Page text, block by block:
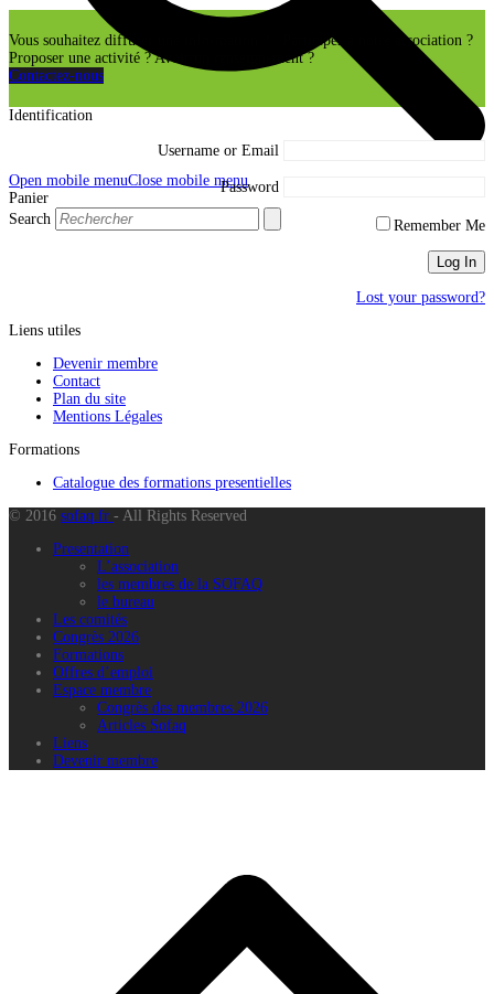
Open mobile menuClose mobile menu
Panier
Search
Vous souhaitez diffuser une information ? Participer à notre association ?
Proposer une activité ? Avoir un renseignement ?
Contactez-nous
Identification
Username or Email
Password
Remember Me
Lost your password?
Liens utiles
Devenir membre
Contact
Plan du site
Mentions Légales
Formations
Catalogue des formations presentielles
© 2016 sofaq.fr - All Rights Reserved
Presentation
L’association
les membres de la SOFAQ
le bureau
Les comités
Congrès 2026
Formations
Offres d’emploi
Espace membre
Congrès des membres 2026
Articles Sofaq
Liens
Devenir membre